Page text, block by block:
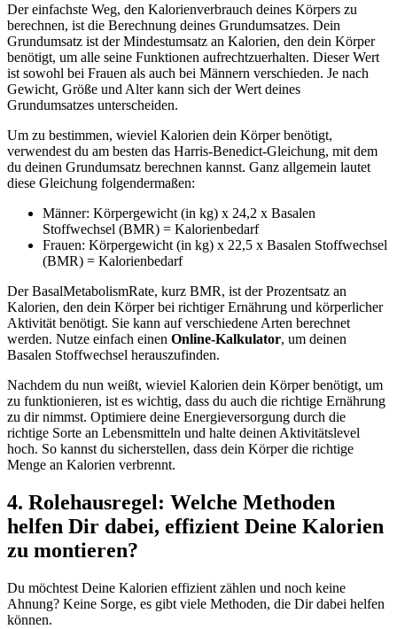
Der einfachste Weg, den Kalorienverbrauch deines Körpers zu
berechnen, ist die Berechnung deines Grundumsatzes. Dein
Grundumsatz ist der Mindestumsatz an Kalorien, den dein Körper
benötigt, um alle seine Funktionen aufrechtzuerhalten. Dieser Wert
ist sowohl bei Frauen als auch bei Männern verschieden. Je nach
Gewicht, Größe und Alter kann sich der Wert deines
Grundumsatzes unterscheiden.
Um zu bestimmen, wieviel Kalorien dein Körper benötigt,
verwendest du am besten das Harris-Benedict-Gleichung, mit dem
du deinen Grundumsatz berechnen kannst. Ganz allgemein lautet
diese Gleichung folgendermaßen:
Männer: Körpergewicht (in kg) x 24,2 x Basalen
Stoffwechsel (BMR) = Kalorienbedarf
Frauen: Körpergewicht (in kg) x 22,5 x Basalen Stoffwechsel
(BMR) = Kalorienbedarf
Der BasalMetabolismRate, kurz BMR, ist der Prozentsatz an
Kalorien, den dein Körper bei richtiger Ernährung und körperlicher
Aktivität benötigt. Sie kann auf verschiedene Arten berechnet
werden. Nutze einfach einen Online-Kalkulator, um deinen
Basalen Stoffwechsel herauszufinden.
Nachdem du nun weißt, wieviel Kalorien dein Körper benötigt, um
zu funktionieren, ist es wichtig, dass du auch die richtige Ernährung
zu dir nimmst. Optimiere deine Energieversorgung durch die
richtige Sorte an Lebensmitteln und halte deinen Aktivitätslevel
hoch. So kannst du sicherstellen, dass dein Körper die richtige
Menge an Kalorien verbrennt.
4. Rolehausregel: Welche Methoden
helfen Dir dabei, effizient Deine Kalorien
zu montieren?
Du möchtest Deine Kalorien effizient zählen und noch keine
Ahnung? Keine Sorge, es gibt viele Methoden, die Dir dabei helfen
können.